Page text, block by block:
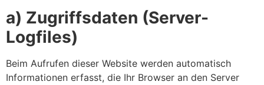
a) Zugriffsdaten (Server-
Logfiles)
Beim Aufrufen dieser Website werden automatisch
Informationen erfasst, die Ihr Browser an den Server